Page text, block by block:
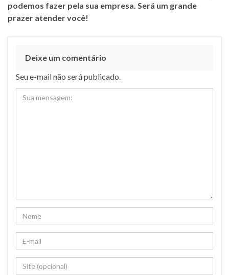
podemos fazer pela sua empresa. Será um grande
prazer atender você!
Deixe um comentário
Seu e-mail não será publicado.